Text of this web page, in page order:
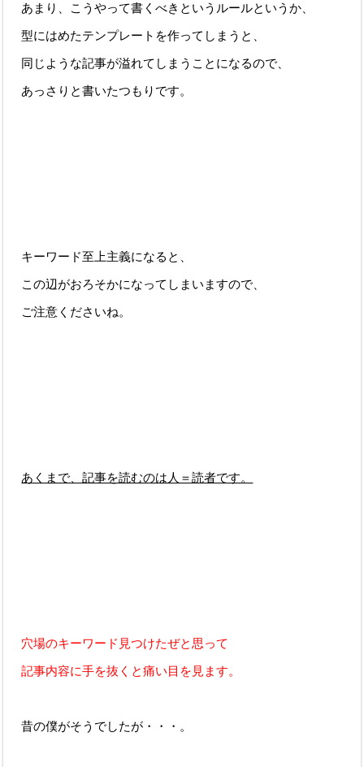
あまり、こうやって書くべきというルールというか、
型にはめたテンプレートを作ってしまうと、
同じような記事が溢れてしまうことになるので、
あっさりと書いたつもりです。
キーワード至上主義になると、
この辺がおろそかになってしまいますので、
ご注意くださいね。
あくまで、記事を読むのは人＝読者です。
穴場のキーワード見つけたぜと思って
記事内容に手を抜くと痛い目を見ます。
昔の僕がそうでしたが・・・。